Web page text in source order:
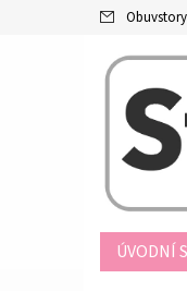
ÚVODNÍ